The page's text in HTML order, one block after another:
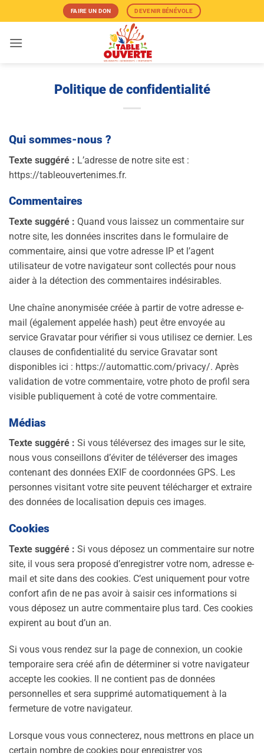
au
contenu
FAIRE UN DON DEVENIR BÉNÉVOLE
Politique de confidentialité
Qui sommes-nous ?
Texte suggéré : L’adresse de notre site est :
https://tableouvertenimes.fr.
Commentaires
Texte suggéré : Quand vous laissez un commentaire sur
notre site, les données inscrites dans le formulaire de
commentaire, ainsi que votre adresse IP et l’agent
utilisateur de votre navigateur sont collectés pour nous
aider à la détection des commentaires indésirables.
Une chaîne anonymisée créée à partir de votre adresse e-
mail (également appelée hash) peut être envoyée au
service Gravatar pour vérifier si vous utilisez ce dernier. Les
clauses de confidentialité du service Gravatar sont
disponibles ici : https://automattic.com/privacy/. Après
validation de votre commentaire, votre photo de profil sera
visible publiquement à coté de votre commentaire.
Médias
Texte suggéré : Si vous téléversez des images sur le site,
nous vous conseillons d’éviter de téléverser des images
contenant des données EXIF de coordonnées GPS. Les
personnes visitant votre site peuvent télécharger et extraire
des données de localisation depuis ces images.
Cookies
Texte suggéré : Si vous déposez un commentaire sur notre
site, il vous sera proposé d’enregistrer votre nom, adresse e-
mail et site dans des cookies. C’est uniquement pour votre
confort afin de ne pas avoir à saisir ces informations si
vous déposez un autre commentaire plus tard. Ces cookies
expirent au bout d’un an.
Si vous vous rendez sur la page de connexion, un cookie
temporaire sera créé afin de déterminer si votre navigateur
accepte les cookies. Il ne contient pas de données
personnelles et sera supprimé automatiquement à la
fermeture de votre navigateur.
Lorsque vous vous connecterez, nous mettrons en place un
certain nombre de cookies pour enregistrer vos